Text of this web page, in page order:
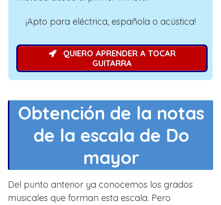
¡Apto para eléctrica, española o acústica!
QUIERO APRENDER A TOCAR
GUITARRA
Obtención de la notas
de la escala de Do
mayor
Del punto anterior ya conocemos los grados
musicales que forman esta escala. Pero